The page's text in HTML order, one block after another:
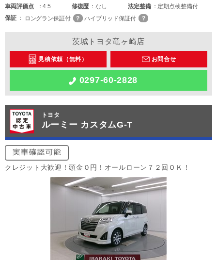
車両評価点 4.5 修復歴 なし 法定整備
定期点検整備付
保証
ロングラン保証付 ハイブリッド保証付
茨城トヨタ竜ヶ崎店
見積依頼（無料） お問合せ
0297-60-2828
トヨタ
ルーミー カスタムG-T
クレジット大歓迎！頭金０円！オールローン７２回ＯＫ！